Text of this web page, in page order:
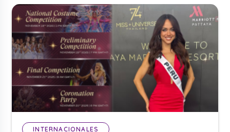
INTERNACIONALES